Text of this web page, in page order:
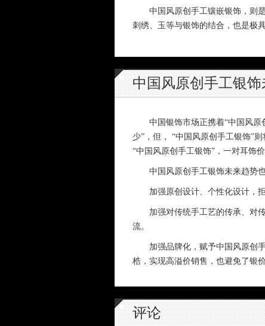
中国风原创手工镶嵌银饰，则是
刺绣、玉等与银饰的结合，也是极
中国风原创手工银
中国银饰市场正携着“中国风原创
少”，但， “中国风原创手工银饰”
“中国风原创手工银饰”，一对耳饰
中国风原创手工银饰未来趋势也
加强原创设计、个性化设计，拒
加强对传统手工艺的传承、对传
流。
加强品牌化，赋予中国风原创手
梏，实现高溢价销售，也避免了银
评论